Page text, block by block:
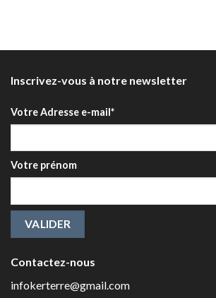
Inscrivez-vous à notre newsletter
Votre Adresse e-mail*
Votre prénom
Contactez-nous
infokerterre@gmail.com